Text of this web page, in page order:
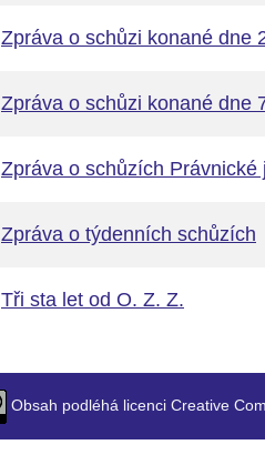
Zpráva o schůzi konané dne
Zpráva o schůzi konané dne
Zpráva o schůzích Právnické
Zpráva o týdenních schůzích
Tři sta let od O. Z. Z.
Obsah podléhá licenci Creative